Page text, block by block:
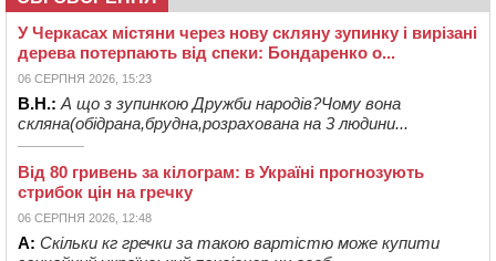
У Черкасах містяни через нову скляну зупинку і вирізані
дерева потерпають від спеки: Бондаренко о...
06 СЕРПНЯ 2026, 15:23
В.Н.: А що з зупинкою Дружби народів?Чому вона
скляна(обідрана,брудна,розрахована на 3 людини...
Від 80 гривень за кілограм: в Україні прогнозують
стрибок цін на гречку
06 СЕРПНЯ 2026, 12:48
А: Скільки кг гречки за такою вартістю може купити